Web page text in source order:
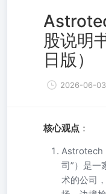
股说明
日版）
2026-06-03
核心观点 ：
Astrotech
司”）是一
术的公司